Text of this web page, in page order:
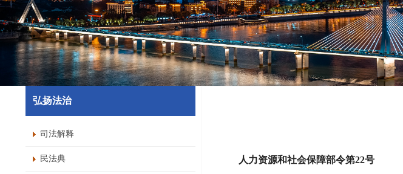
弘扬法治
司法解释
民法典 人力资源和社会保障部令第22号